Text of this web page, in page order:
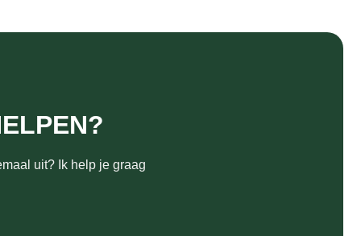
uit? Ik help je graag